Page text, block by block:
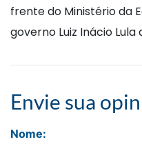
frente do Ministério da
governo Luiz Inácio
Envie sua
Nome: